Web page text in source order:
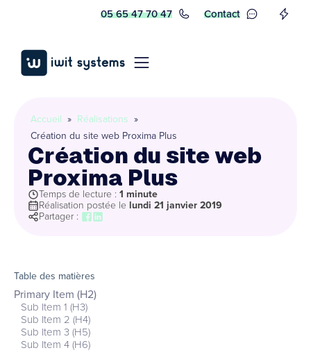
05 65 47 70 47 Contact
Accueil » Réalisations »
Création du site web Proxima Plus
Création du site web
Proxima Plus
Temps de lecture : 1 minute
Réalisation postée le lundi 21 janvier 2019
Partager :
Table des matières
Primary Item (H2)
Sub Item 1 (H3)
Sub Item 2 (H4)
Sub Item 3 (H5)
Sub Item 4 (H6)